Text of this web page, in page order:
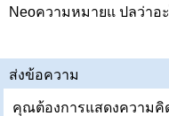
Neoความหมายแ ปลว่าอ
ส่งข้อความ
คุณต้องการแสดงความ